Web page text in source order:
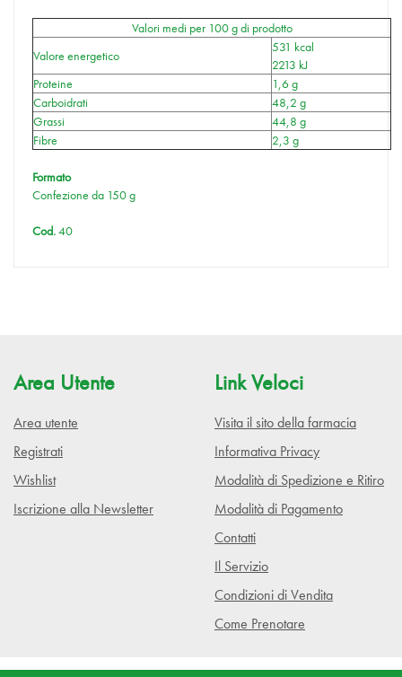
Valori medi per 100 g di prodotto
Valore energetico
531 kcal
2213 kJ
Proteine
1,6 g
Carboidrati
48,2 g
Grassi
44,8 g
Fibre
2,3 g
Formato
Confezione da 150 g
Cod.40
Area Utente
Area utente
Registrati
Wishlist
Iscrizione alla Newsletter
Link Veloci
Visita il sito della farmacia
Informativa Privacy
Modalità di Spedizione e Ritiro
Modalità di Pagamento
Contatti
Il Servizio
Condizioni di Vendita
Come Prenotare